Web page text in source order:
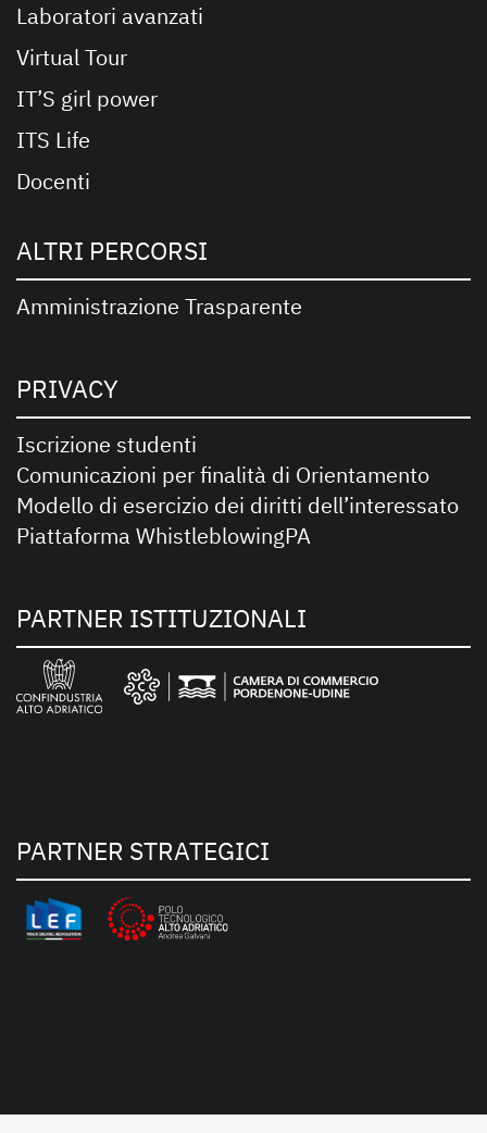
Laboratori avanzati
Virtual Tour
IT’S girl power
ITS Life
Docenti
ALTRI PERCORSI
Amministrazione Trasparente
PRIVACY
Iscrizione studenti
Comunicazioni per finalità di Orientamento
Modello di esercizio dei diritti dell’interessato
Piattaforma WhistleblowingPA
PARTNER ISTITUZIONALI
PARTNER STRATEGICI